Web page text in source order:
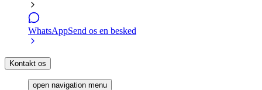
WhatsAppSend os en besked
Kontakt os
open navigation menu